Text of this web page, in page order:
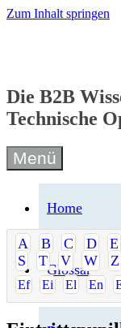
Zum Inhalt springen
Die B2B
Technische
Menü
Home
Glossar
A B C D E
S
T V W Z
Ef Ei El En